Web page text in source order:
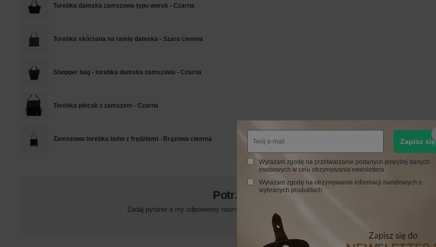
Torebka damska zamszowa typu worek - Czarna
Torebka skórzana na ramię damska - Szara ciemna
Shopper bag - torebka damska zamszowa - Czarna
Torebka plecak z zamszem - Czarna
Zamszowa torebka boho z frędzlami - Brązowa ciemna
Potrzebujesz pomocy? Masz pytania?
Zadaj pytanie a my odpowiemy niezwłocznie, najciekawsze pytania i odpowiedzi publikując dla
Zapisz się
Wyrażam zgodę na przetwarzanie podanych powyżej danych
osobowych w celu otrzymywania newslettera
Wyrażam zgodę na otrzymywanie informacji handlowych o
wybranych produktach.